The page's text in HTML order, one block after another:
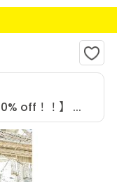
off！！】 ...